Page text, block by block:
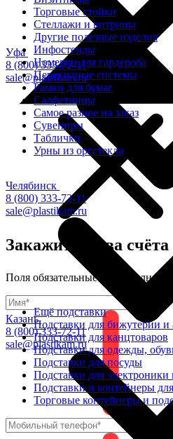
Закажите в два счёта
Поля обязательные для
Уфа
8 (800) 333-72-11
sale@plastikam.ru
Челябинск
8 (800) 333-72-11
sale@plastikam.ru
Казань
8 (800) 333-72-11
sale@plastikam.ru
Торговые стойки
Cтеллажи и витрины
Другие полезные изделия
Инфостенды
Номерки для гардероба
Перекидные системы
Рамки для бумаг
Салфетницы
Самое разное на заказ
Сувениры
Таблички
Урны из оргстекла
Ещё подставки
Подставки для бижутерии и
Подставки для канцтоваров
Подставки для одежды,
Подставки для посуды
Подставки для
Подставки и контейнеры
Торговые контейнеры и